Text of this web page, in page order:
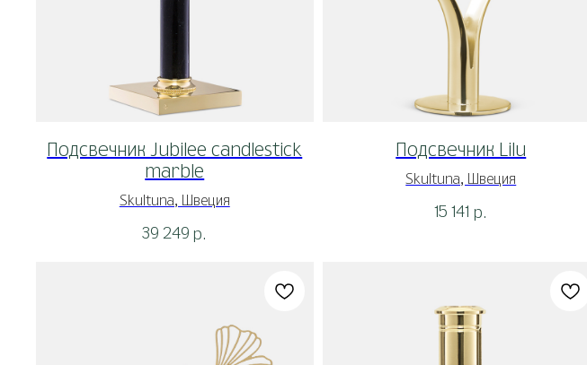
Подсвечник Jubilee candlestick
marble
Skultuna, Швеция
39 249 р.
Подсвечник Lilu
Skultuna, Швеция
15 141 р.